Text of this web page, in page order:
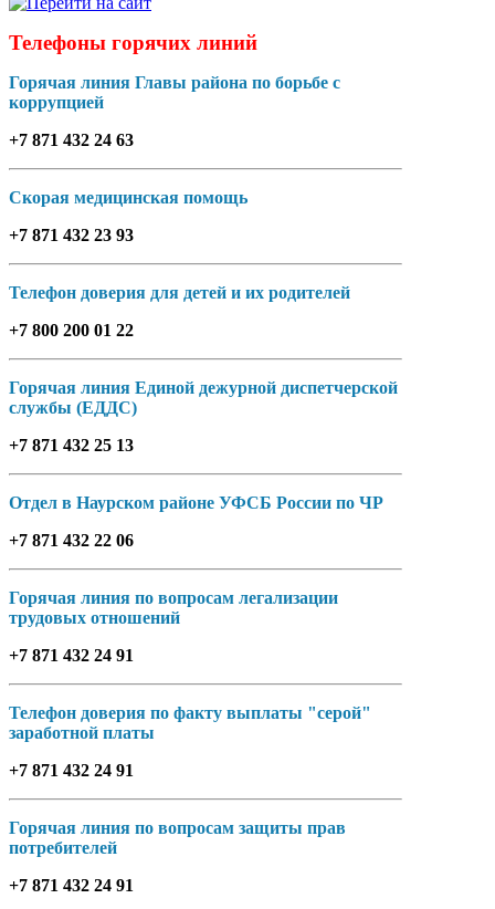
Телефоны горячих линий
Горячая линия Главы района по борьбе с
коррупцией
+7 871 432 24 63
Скорая медицинская помощь
+7 871 432 23 93
Телефон доверия для детей и их родителей
+7 800 200 01 22
Горячая линия Единой дежурной диспетчерской
службы (ЕДДС)
+7 871 432 25 13
Отдел в Наурском районе УФСБ России по ЧР
+7 871 432 22 06
Горячая линия по вопросам легализации
трудовых отношений
+7 871 432 24 91
Телефон доверия по факту выплаты "серой"
заработной платы
+7 871 432 24 91
Горячая линия по вопросам защиты прав
потребителей
+7 871 432 24 91